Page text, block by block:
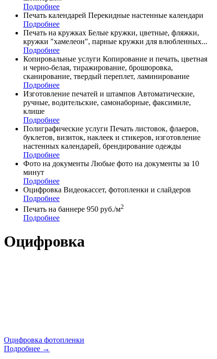
Подробнее
Печать календарей Перекидные настенные календари
Подробнее
Печать на кружках Белые кружки, цветные, фляжки,
кружки "хамелеон", парные кружки для влюбленных...
Подробнее
Копировальные услуги Копирование и печать, цветная
и черно-белая, тиражирование, брошюровка,
сканирование, твердый переплет, ламинирование
Подробнее
Изготовление печатей и штампов Автоматические,
ручные, водительские, самонаборные, факсимиле,
клише
Подробнее
Полиграфические услуги Печать листовок, флаеров,
буклетов, визиток, наклеек и стикеров, изготовление
настенных календарей, брендирование одежды
Подробнее
Фото на документы Любые фото на документы за 10
минут
Подробнее
Оцифровка Видеокассет, фотопленки и слайдеров
Подробнее
Печать на баннере 950 руб./м2
Подробнее
Оцифровка
Оцифровка фотопленки
Подробнее →